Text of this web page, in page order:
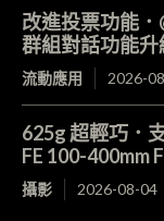
改進投票功能
群組對話功能升
流動應用 2026-
625g 超輕巧．
FE 100-400mm
攝影 2026-08-04